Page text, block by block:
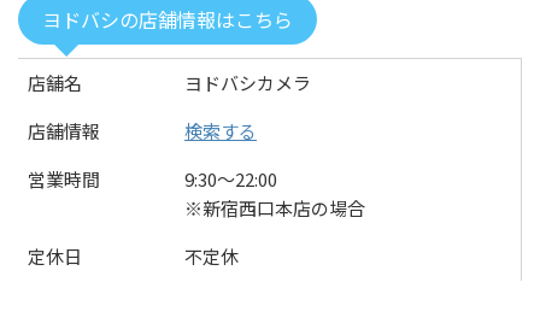
ヨドバシの店舗情報はこちら
店舗名
ヨドバシカメラ
店舗情報
検索する
営業時間
9:30〜22:00
※新宿西口本店の場合
定休日
不定休